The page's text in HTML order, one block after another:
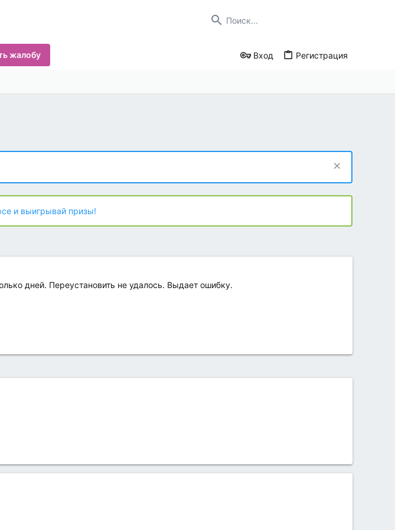
жалобу Вход Регистрация
и выигрывай призы!
дней. Переустановить не удалось. Выдает ошибку.